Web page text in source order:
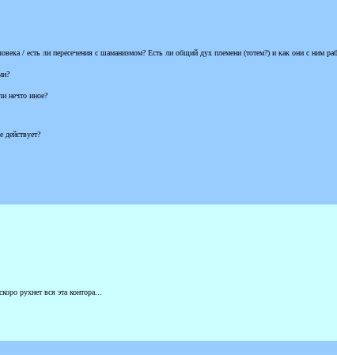
/ есть ли пересечения с шаманизмом? Есть ли общий дух племени (тотем?) и как они с ним
нечто иное?
рухнет вся эта контора...